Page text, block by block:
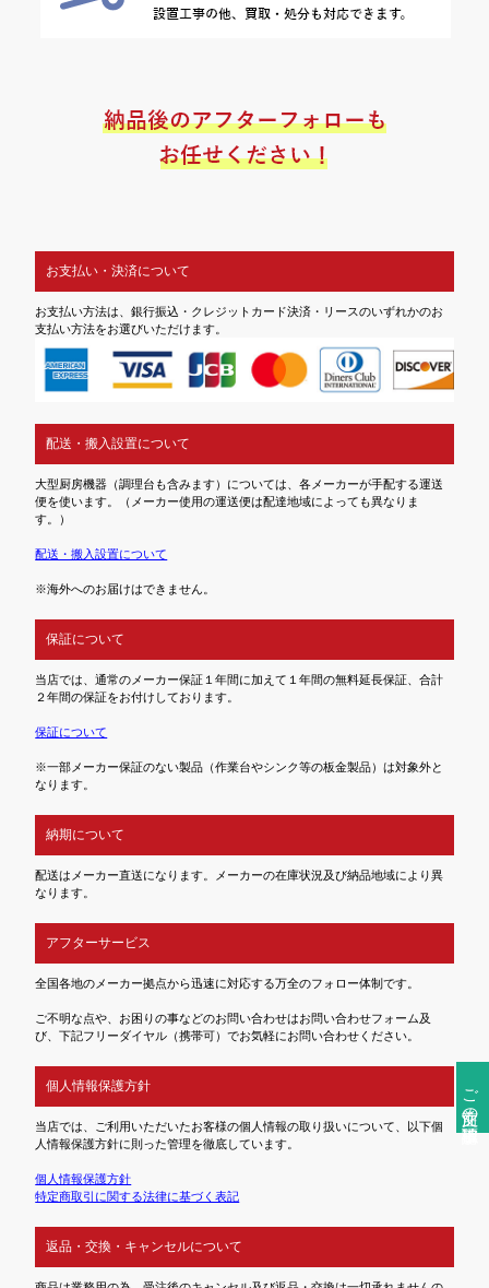
ご注文前の確認事項
お支払い・決済について
お支払い方法は、銀行振込・クレジットカード決済・リースのいずれかのお
支払い方法をお選びいただけます。
配送・搬入設置について
大型厨房機器（調理台も含みます）については、各メーカーが手配する運送
便を使います。（メーカー使用の運送便は配達地域によっても異なりま
す。）
配送・搬入設置について
※海外へのお届けはできません。
保証について
当店では、通常のメーカー保証１年間に加えて１年間の無料延長保証、合計
２年間の保証をお付けしております。
保証について
※一部メーカー保証のない製品（作業台やシンク等の板金製品）は対象外と
なります。
納期について
配送はメーカー直送になります。メーカーの在庫状況及び納品地域により異
なります。
アフターサービス
全国各地のメーカー拠点から迅速に対応する万全のフォロー体制です。
ご不明な点や、お困りの事などのお問い合わせはお問い合わせフォーム及
び、下記フリーダイヤル（携帯可）でお気軽にお問い合わせください。
個人情報保護方針
当店では、ご利用いただいたお客様の個人情報の取り扱いについて、以下個
人情報保護方針に則った管理を徹底しています。
個人情報保護方針
特定商取引に関する法律に基づく表記
返品・交換・キャンセルについて